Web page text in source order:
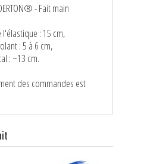
- Fait main
l'élastique : 15 cm,
: 5 à 6 cm,
: ~13 cm.
des commandes est